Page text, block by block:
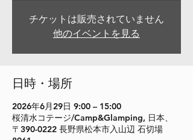
チケットは販売されていません
他のイベントを見る
日時・場所
2026年6月29日 9:00 – 15:00
桜清水コテージ/Camp&Glamping, 日本、
〒390-0222 長野県松本市入山辺 石切場